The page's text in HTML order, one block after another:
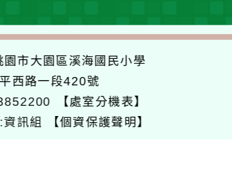
園市大園區溪海國民小學
西路一段420號
【處室分機表】
訊組 【個資保護聲明】